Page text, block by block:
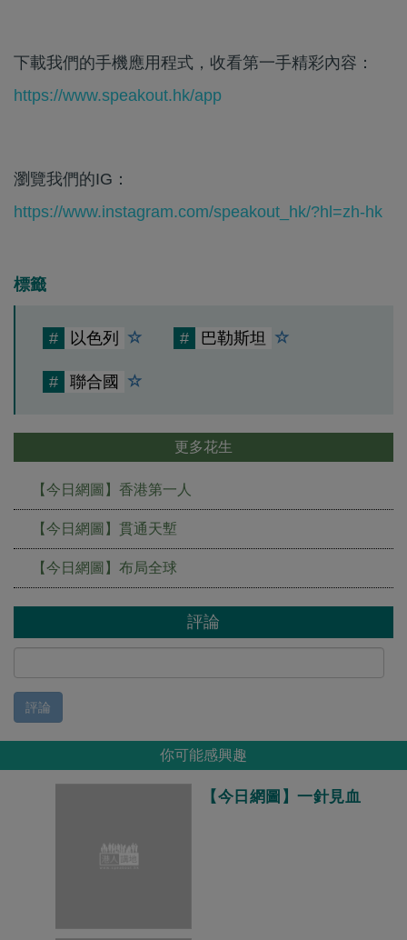
下載我們的手機應用程式，收看第一手精彩內容：
https://www.speakout.hk/app
瀏覽我們的IG：
https://www.instagram.com/speakout_hk/?hl=zh-hk
標籤
# 以色列 # 巴勒斯坦
# 聯合國
更多花生
【今日網圖】香港第一人
【今日網圖】貫通天塹
【今日網圖】布局全球
評論
評論
你可能感興趣
【今日網圖】一針見血